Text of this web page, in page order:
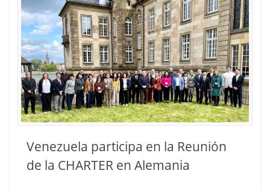
Venezuela participa en la Reunión
de la CHARTER en Alemania